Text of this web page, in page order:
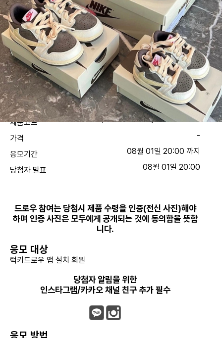
제품코드
DM7866-162/DO5442-162/DO5441-162
가격
-
응모기간
08월 01일 20:00 까지
당첨자 발표
08월 01일 20:00
드로우 참여는 당첨시 제품 수령을 인증(전신 사진)해야
하며 인증 사진은 모두에게 공개되는 것에 동의함을 뜻합
니다.
응모 대상
럭키드로우 앱 설치 회원
당첨자 알림을 위한
인스타그램/카카오 채널 친구 추가 필수
응모 방법